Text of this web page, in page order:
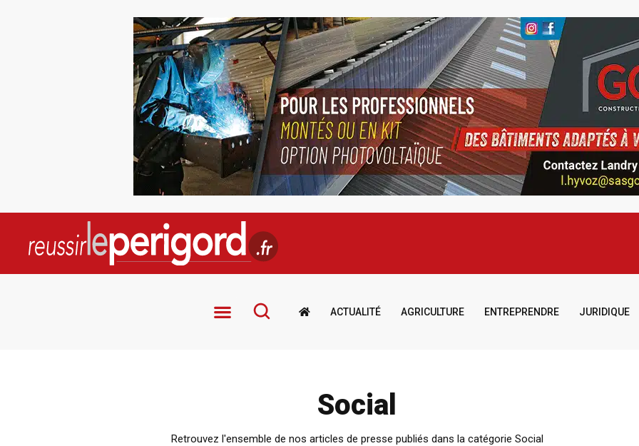
ACTUALITÉ AGRICULTURE ENTREPRENDRE JURIDIQUE
Social
Retrouvez l'ensemble de nos articles de presse publiés dans la catégorie Social